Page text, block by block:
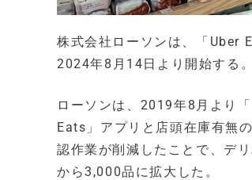
株式会社ローソンは、「Uber
2024年8月14日より開始する。
ローソンは、2019年8月より
Eats」アプリと店頭在庫有無
認作業が削減したことで、デ
から3,000品に拡大した。